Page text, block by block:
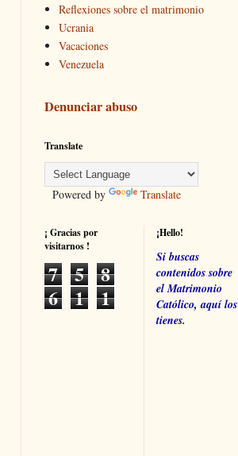
Reflexiones sobre el matrimonio
Ucrania
Vacaciones
Venezuela
Denunciar abuso
Translate
Powered by Translate
¡ Gracias por
visitarnos !
7 5 8
6 1 1
¡Hello!
Si buscas
contenidos sobre
el Matrimonio
Católico, aquí los
tienes.